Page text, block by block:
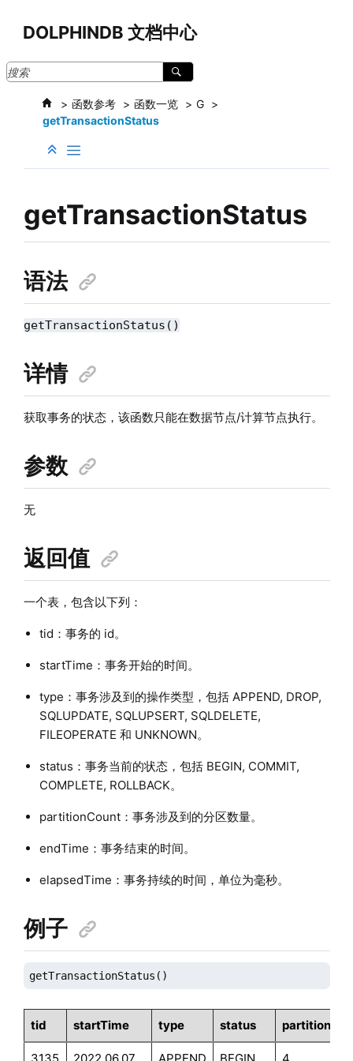
DOLPHINDB 文档中心
函数参考 函数一览
G
getTransactionStatus
getTransactionStatus
语法
getTransactionStatus()
详情
获取事务的状态，该函数只能在数据节点/计算节点执行。
参数
无
返回值
一个表，包含以下列：
tid：事务的 id。
startTime：事务开始的时间。
type：事务涉及到的操作类型，包括 APPEND, DROP,
SQLUPDATE, SQLUPSERT, SQLDELETE,
FILEOPERATE 和 UNKNOWN。
status：事务当前的状态，包括 BEGIN, COMMIT,
COMPLETE, ROLLBACK。
partitionCount：事务涉及到的分区数量。
endTime：事务结束的时间。
elapsedTime：事务持续的时间，单位为毫秒。
例子
getTransactionStatus()
tid startTime type status
3135 2022.06.07 APPEND BEGIN 4